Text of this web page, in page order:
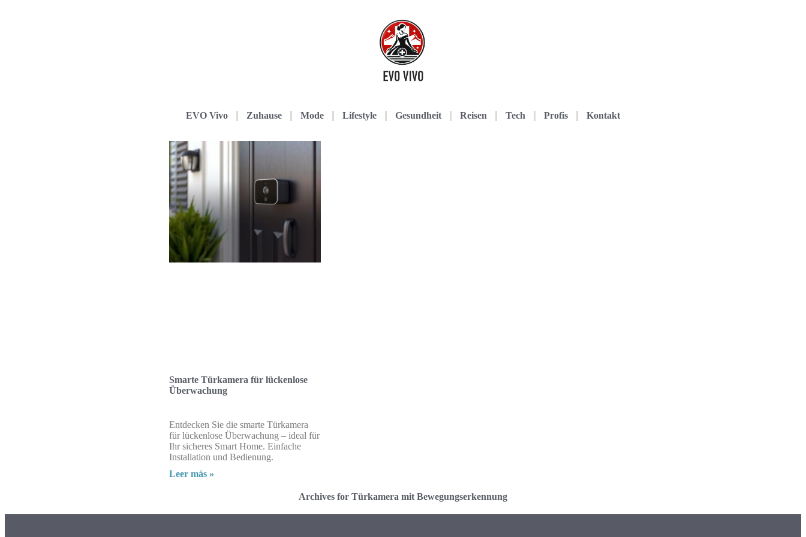
EVO Vivo Zuhause Mode Lifestyle Gesundheit Reisen Tech Profis Kontakt
Smarte Türkamera für lückenlose
Überwachung
Entdecken Sie die smarte Türkamera
für lückenlose Überwachung – ideal für
Ihr sicheres Smart Home. Einfache
Installation und Bedienung.
Leer más »
Archives for Türkamera mit Bewegungserkennung